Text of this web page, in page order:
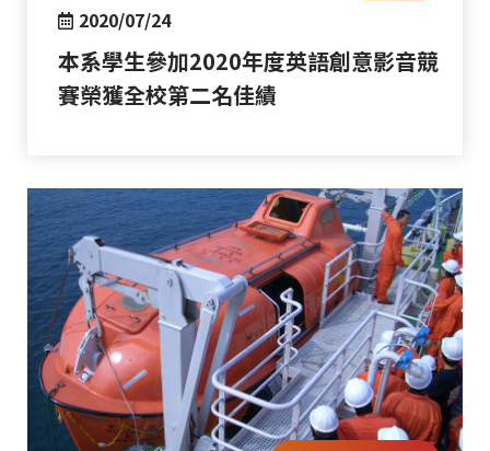
2020/07/24
本系學生參加2020年度英語創意影音競
賽榮獲全校第二名佳績